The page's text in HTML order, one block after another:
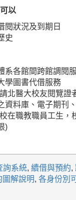
以
閱狀況及到期日
史
系各館間跨館調閱
學圖書代借服務
北醫大校友閱覽證
資料庫、電子期刊
在職教職員工生，
)
詢系統, 續借與預約,
圖解說明, 各身份別